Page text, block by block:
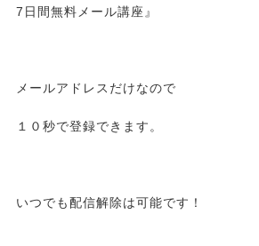
7日間無料メール講座』
メールアドレスだけなので
１０秒で登録できます。
いつでも配信解除は可能です！